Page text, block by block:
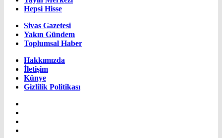
Hepsi Hisse
Sivas Gazetesi
Yakın Gündem
Toplumsal Haber
Hakkımızda
İletişim
Künye
Gizlilik Politikası